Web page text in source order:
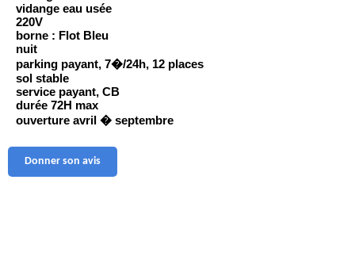
vidange eau usée
220V
borne : Flot Bleu
nuit
parking payant, 7�/24h, 12 places
sol stable
service payant, CB
durée 72H max
ouverture avril � septembre
Donner son avis